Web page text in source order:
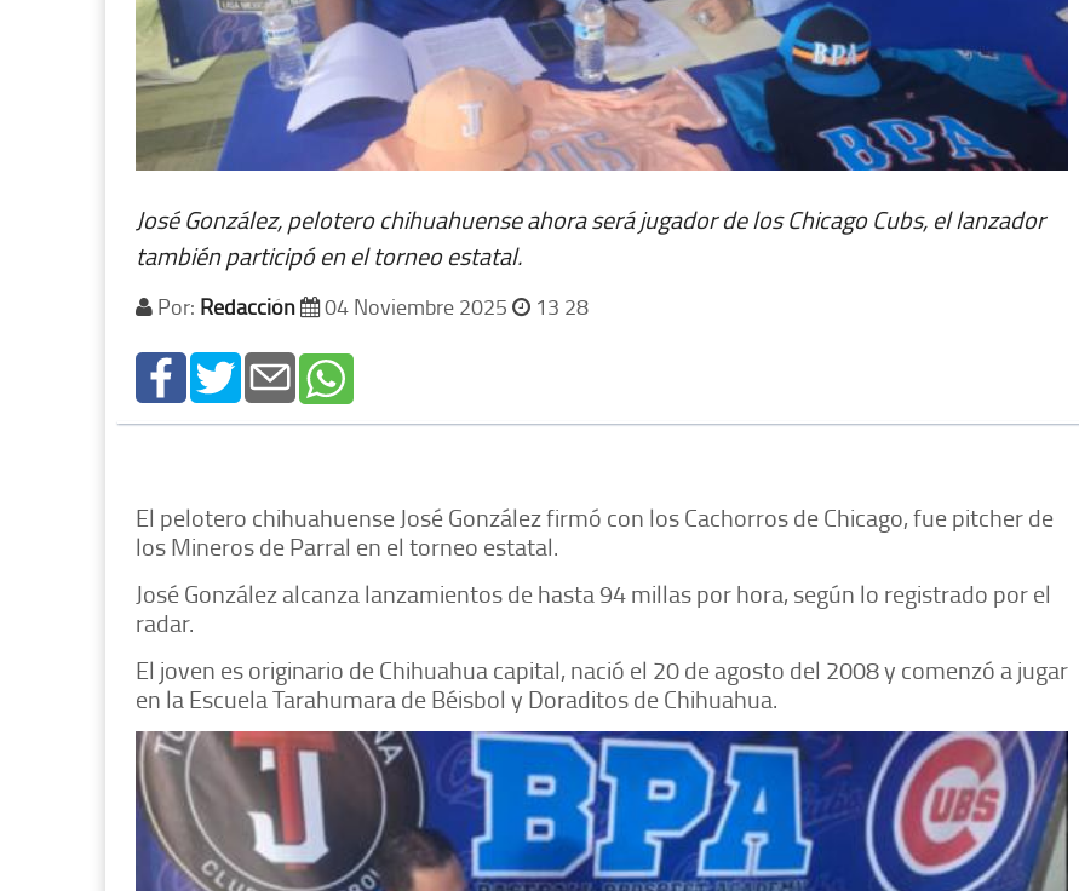
José González, pelotero chihuahuense ahora será jugador de los Chicago Cubs, el lanzador
también participó en el torneo estatal.
Por: Redacción 04 Noviembre 2025 13 28
El pelotero chihuahuense José González firmó con los Cachorros de Chicago, fue pitcher de
los Mineros de Parral en el torneo estatal.
José González alcanza lanzamientos de hasta 94 millas por hora, según lo registrado por el
radar.
El joven es originario de Chihuahua capital, nació el 20 de agosto del 2008 y comenzó a jugar
en la Escuela Tarahumara de Béisbol y Doraditos de Chihuahua.